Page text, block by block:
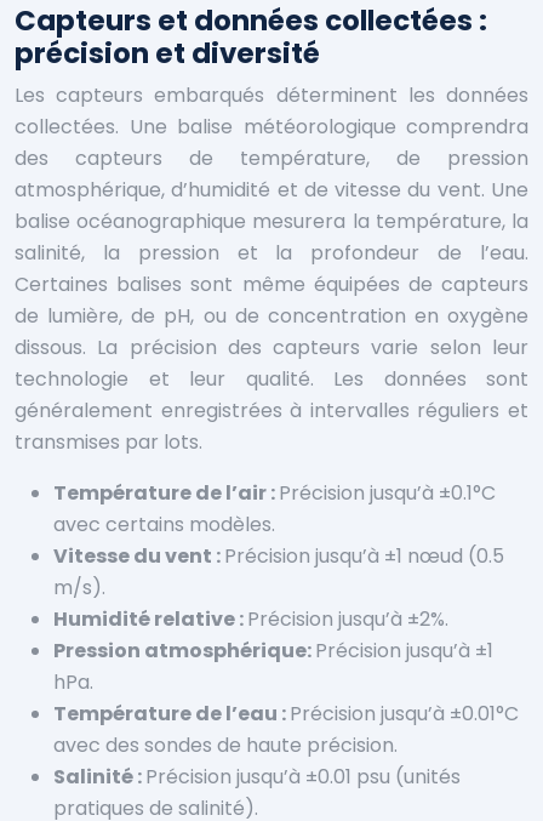
Capteurs et données collectées :
précision et diversité
Les capteurs embarqués déterminent les données
collectées. Une balise météorologique comprendra
des capteurs de température, de pression
atmosphérique, d’humidité et de vitesse du vent. Une
balise océanographique mesurera la température, la
salinité, la pression et la profondeur de l’eau.
Certaines balises sont même équipées de capteurs
de lumière, de pH, ou de concentration en oxygène
dissous. La précision des capteurs varie selon leur
technologie et leur qualité. Les données sont
généralement enregistrées à intervalles réguliers et
transmises par lots.
Température de l’air :Précision jusqu’à ±0.1°C
avec certains modèles.
Vitesse du vent :Précision jusqu’à ±1 nœud (0.5
m/s).
Humidité relative :Précision jusqu’à ±2%.
Pression atmosphérique:Précision jusqu’à ±1
hPa.
Température de l’eau :Précision jusqu’à ±0.01°C
avec des sondes de haute précision.
Salinité :Précision jusqu’à ±0.01 psu (unités
pratiques de salinité).